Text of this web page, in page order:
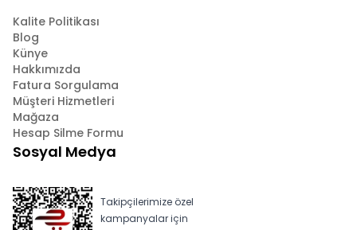
Kalite Politikası
Blog
Künye
Hakkımızda
Fatura Sorgulama
Müşteri Hizmetleri
Mağaza
Hesap Silme Formu
Sosyal Medya
Takipçilerimize özel
kampanyalar için